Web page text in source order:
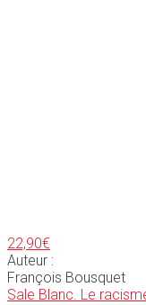
22,90€
Auteur :
François Bousquet
Sale Blanc. Le